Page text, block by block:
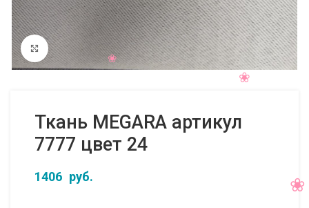
Нажмите, чтобы увеличить
Ткань MEGARA артикул
7777 цвет 24
1406 руб.